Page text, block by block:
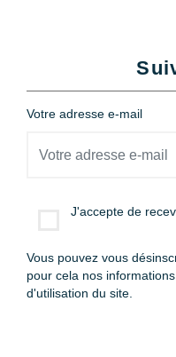
Votre adresse e-mail
J'accepte de
Vous pouvez vous
pour cela nos
d'utilisation du site.